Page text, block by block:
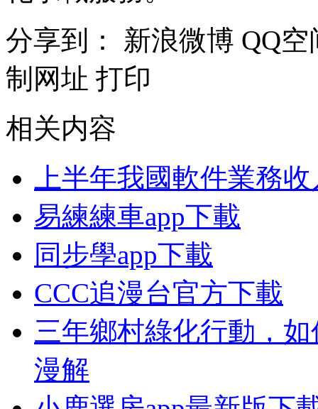
分享到：
新浪微博 QQ空
制网址 打印
相关内容
上半年我國軟件業務
易練練車app下載
同步學app下載
CCC追漫台官方下載
三年鄉村綠化行動，
漫解